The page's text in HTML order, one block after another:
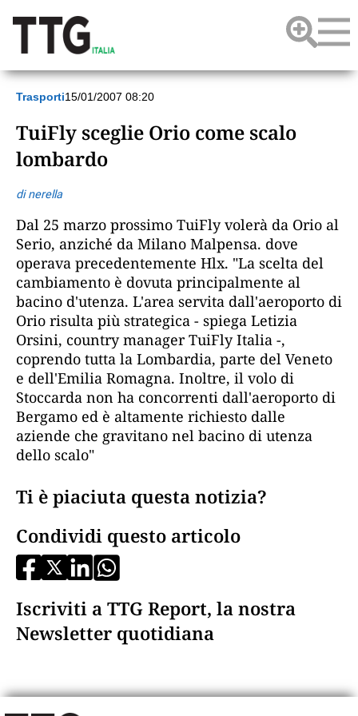
Trasporti15/01/2007 08:20
TuiFly sceglie Orio come scalo
lombardo
di nerella
Dal 25 marzo prossimo TuiFly volerà da Orio al
Serio, anziché da Milano Malpensa. dove
operava precedentemente Hlx. "La scelta del
cambiamento è dovuta principalmente al
bacino d'utenza. L'area servita dall'aeroporto di
Orio risulta più strategica - spiega Letizia
Orsini, country manager TuiFly Italia -,
coprendo tutta la Lombardia, parte del Veneto
e dell'Emilia Romagna. Inoltre, il volo di
Stoccarda non ha concorrenti dall'aeroporto di
Bergamo ed è altamente richiesto dalle
aziende che gravitano nel bacino di utenza
dello scalo"
Ti è piaciuta questa notizia?
Condividi questo articolo
Iscriviti a TTG Report, la nostra
Newsletter quotidiana